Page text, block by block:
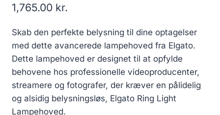
1,765.00 kr.
Skab den perfekte belysning til dine optagelser
med dette avancerede lampehoved fra Elgato.
Dette lampehoved er designet til at opfylde
behovene hos professionelle videoproducenter,
streamere og fotografer, der kræver en pålidelig
og alsidig belysningsløs, Elgato Ring Light
Lampehoved.